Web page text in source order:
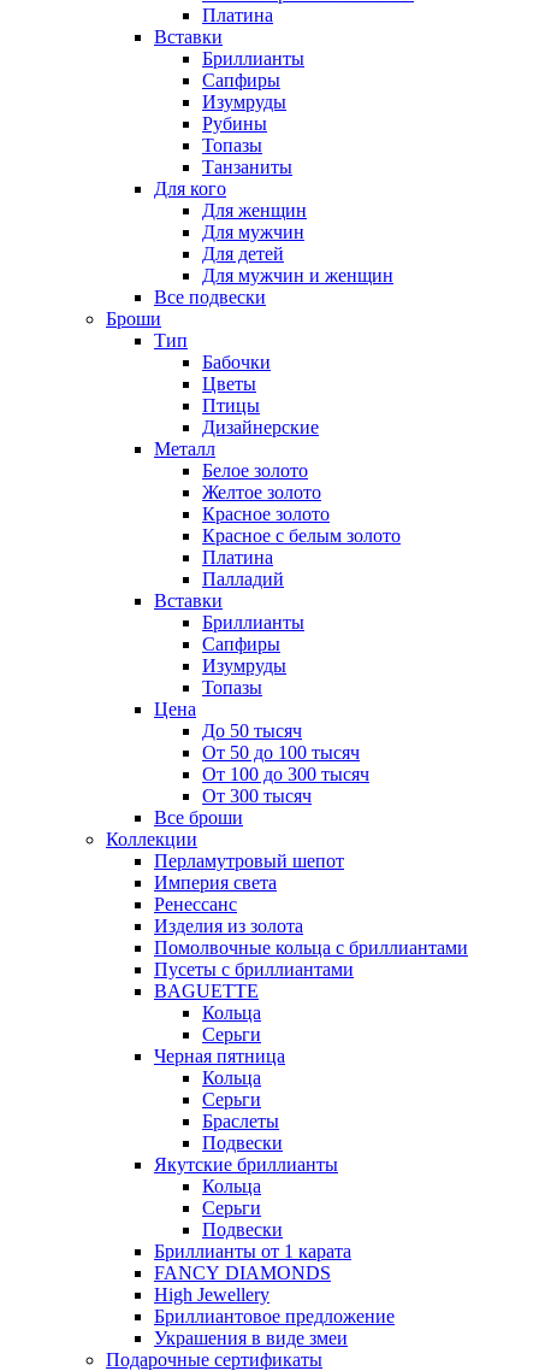
Платина
Вставки
Бриллианты
Сапфиры
Изумруды
Рубины
Топазы
Танзаниты
Для кого
Для женщин
Для мужчин
Для детей
Для мужчин и женщин
Все подвески
Броши
Тип
Бабочки
Цветы
Птицы
Дизайнерские
Металл
Белое золото
Желтое золото
Красное золото
Красное с белым золото
Платина
Палладий
Вставки
Бриллианты
Сапфиры
Изумруды
Топазы
Цена
До 50 тысяч
От 50 до 100 тысяч
От 100 до 300 тысяч
От 300 тысяч
Все броши
Коллекции
Перламутровый шепот
Империя света
Ренессанс
Изделия из золота
Помолвочные кольца с бриллиантами
Пусеты с бриллиантами
BAGUETTE
Кольца
Серьги
Черная пятница
Кольца
Серьги
Браслеты
Подвески
Якутские бриллианты
Кольца
Серьги
Подвески
Бриллианты от 1 карата
FANCY DIAMONDS
High Jewellery
Бриллиантовое предложение
Украшения в виде змеи
Подарочные сертификаты